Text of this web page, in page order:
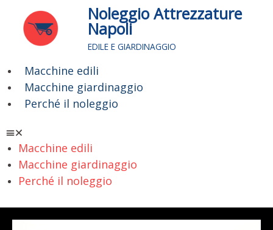
contenuto
Noleggio Attrezzature
Napoli
EDILE E GIARDINAGGIO
Macchine edili
Macchine giardinaggio
Perché il noleggio
Menu
Macchine edili
Macchine giardinaggio
Perché il noleggio